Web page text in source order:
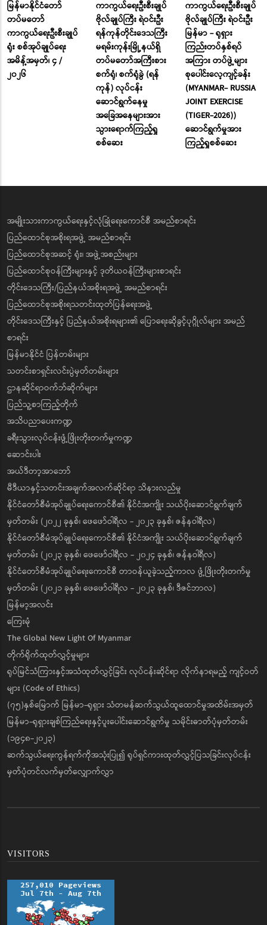
မြန်မာနိုင်ငံတော်
တပ်မတော်
ကာကွယ်ရေးဦးစီးချုပ်
ရုံး စစ်အုပ်ချုပ်ရေး
အမိန့်အမှတ်၊ ၄ /
၂၀၂၆
ကာကွယ်ရေးဦးစီးချုပ်
ဗိုလ်ချုပ်ကြီး ရဲဝင်းဦး
ရန်ကုန်တိုင်းဒေသကြီး
မရမ်းကုန်းမြို့နယ်ရှိ
တပ်မတော်အကြီးစား
စက်ရုံ၊ စက်ရုံခွဲ (ရန်
ကုန်) လုပ်ငန်း
ဆောင်ရွက်နေမှု
အခြေအနေများအား
သွားရောက်ကြည့်ရှု
စစ်ဆေး
ကာကွယ်ရေးဦးစီးချုပ်
ဗိုလ်ချုပ်ကြီး ရဲဝင်းဦး
မြန်မာ - ရုရှား
ကြည်းတပ်နှစ်ရပ်
အကြား တပ်ဖွဲ့များ
စုပေါင်းလေ့ကျင့်ခန်း
(MYANMAR- RUSSIA
JOINT EXERCISE
(TIGER-2026))
ဆောင်ရွက်မှုအား
ကြည့်ရှုစစ်ဆေး
အမျိုးသားကာကွယ်ရေးနှင့်လုံခြုံရေးကောင်စီ အမည်စာရင်း
ပြည်ထောင်စုအစိုးရအဖွဲ့ အမည်စာရင်း
ပြည်ထောင်စုအဆင့် ရုံး၊ အဖွဲ့အစည်းများ
ပြည်ထောင်စုဝန်ကြီးများနှင့် ဒုတိယဝန်ကြီးများစာရင်း
တိုင်းဒေသကြီး/ပြည်နယ်အစိုးရအဖွဲ့ အမည်စာရင်း
ပြည်ထောင်စုအစိုးရသတင်းထုတ်ပြန်ရေးအဖွဲ့
တိုင်းဒေသကြီးနှင့် ပြည်နယ်အစိုးရများ၏ ပြောရေးဆိုခွင့်ပုဂ္ဂိုလ်များ အမည်
စာရင်း
မြန်မာနိုင်ငံ ပြန်တမ်းများ
သတင်းစာရှင်းလင်းပွဲမှတ်တမ်းများ
ဌာနဆိုင်ရာဝက်ဘ်ဆိုက်များ
ပြည်သူ့စာကြည့်တိုက်
အသိပညာပေးကဏ္ဍ
ခရီးသွားလုပ်ငန်းဖွံ့ဖြိုးတိုးတက်မှုကဏ္ဍ
ဆောင်းပါး
အယ်ဒီတာ့အာဘော်
မီဒီယာနှင့်သတင်းအချက်အလက်ဆိုင်ရာ သိနားလည်မှု
နိုင်ငံတော်စီမံအုပ်ချုပ်ရေးကောင်စီ၏ နိုင်ငံအကျိုး သယ်ပိုးဆောင်ရွက်ချက်
မှတ်တမ်း (၂၀၂၂ ခုနှစ်၊ ဖေဖော်ဝါရီလ - ၂၀၂၃ ခုနှစ်၊ ဇန်နဝါရီလ)
နိုင်ငံတော်စီမံအုပ်ချုပ်ရေးကောင်စီ၏ နိုင်ငံအကျိုး သယ်ပိုးဆောင်ရွက်ချက်
မှတ်တမ်း (၂၀၂၃ ခုနှစ်၊ ဖေဖော်ဝါရီလ - ၂၀၂၄ ခုနှစ်၊ ဇန်နဝါရီလ)
နိုင်ငံတော်စီမံအုပ်ချုပ်ရေးကောင်စီ တာဝန်ယူခဲ့သည့်ကာလ ဖွံ့ဖြိုးတိုးတက်မှု
မှတ်တမ်း (၂၀၂၁ ခုနှစ်၊ ဖေဖော်ဝါရီလ - ၂၀၂၃ ခုနှစ်၊ ဒီဇင်ဘာလ)
မြန်မာ့အလင်း
ကြေးမုံ
The Global New Light Of Myanmar
တိုက်ရိုက်ထုတ်လွှင့်မှုများ
ရုပ်မြင်သံကြားနှင့်အသံထုတ်လွှင့်ခြင်း လုပ်ငန်းဆိုင်ရာ လိုက်နာရမည့် ကျင့်ဝတ်
များ (Code of Ethics)
(၇၅)နှစ်မြောက် မြန်မာ-ရုရှား သံတမန်ဆက်သွယ်ထူထောင်မှုအထိမ်းအမှတ်
မြန်မာ-ရုရှားချစ်ကြည်ရေးနှင့်ပူးပေါင်းဆောင်ရွက်မှု သမိုင်းဓာတ်ပုံမှတ်တမ်း
(၁၉၄၈-၂၀၂၃)
ဆက်သွယ်ရေးကွန်ရက်ကိုအသုံးပြု၍ ရုပ်ရှင်ကားထုတ်လွှင့်ပြသခြင်းလုပ်ငန်း
မှတ်ပုံတင်လက်မှတ်လျှောက်လွှာ
VISITORS